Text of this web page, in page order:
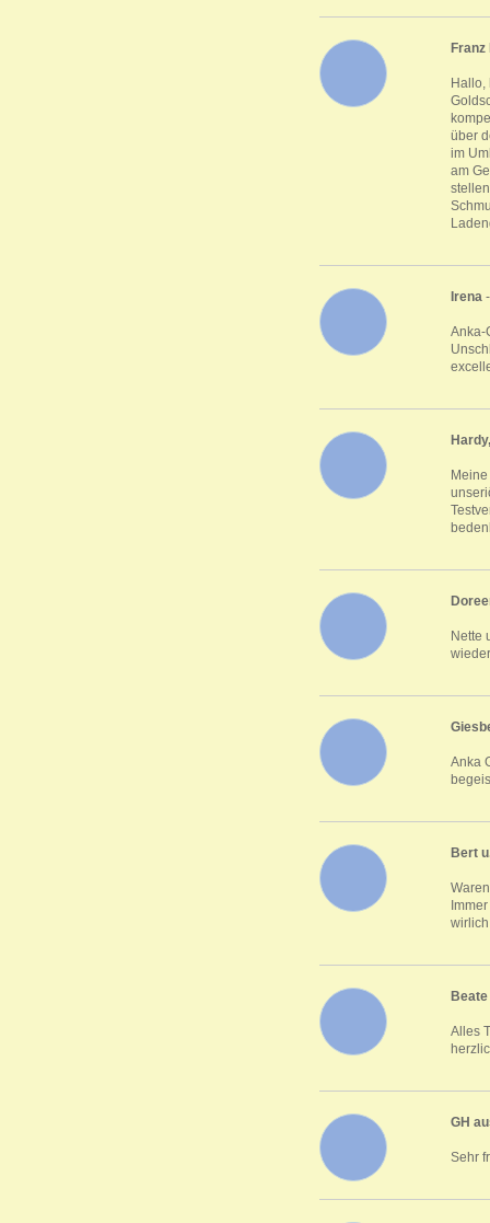
Franz
Hallo,
über
im
am
Irena
Anka-
Nette
Anka
Bert
Beate
Alles
GH
Sehr